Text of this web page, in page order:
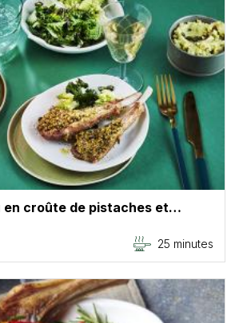
en croûte de pistaches et…
25 minutes